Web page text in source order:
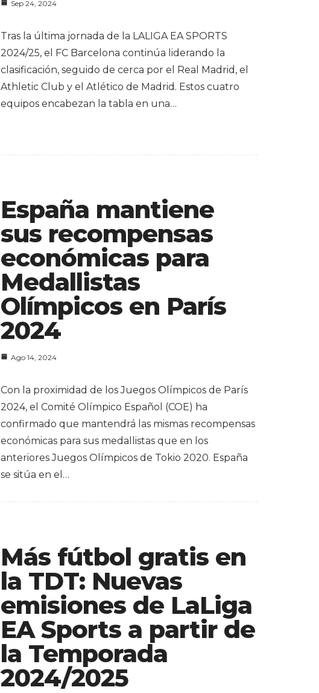
Sep 24, 2024
Tras la última jornada de la LALIGA EA SPORTS
2024/25, el FC Barcelona continúa liderando la
clasificación, seguido de cerca por el Real Madrid, el
Athletic Club y el Atlético de Madrid. Estos cuatro
equipos encabezan la tabla en una…
España mantiene
sus recompensas
económicas para
Medallistas
Olímpicos en París
2024
Ago 14, 2024
Con la proximidad de los Juegos Olímpicos de París
2024, el Comité Olímpico Español (COE) ha
confirmado que mantendrá las mismas recompensas
económicas para sus medallistas que en los
anteriores Juegos Olímpicos de Tokio 2020. España
se sitúa en el…
Más fútbol gratis en
la TDT: Nuevas
emisiones de LaLiga
EA Sports a partir de
la Temporada
2024/2025